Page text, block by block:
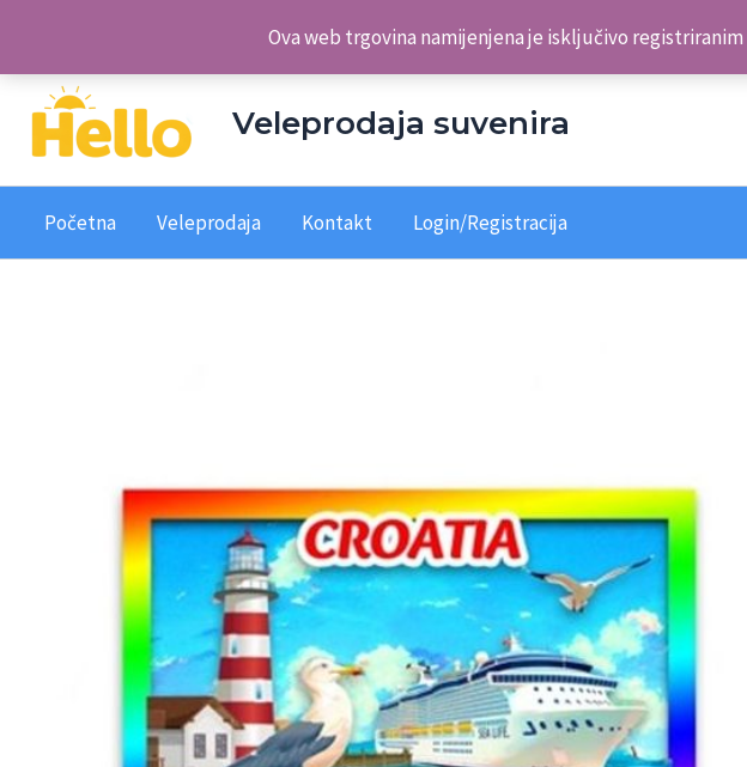
Ova web trgovina namijenjena je isključivo
content
Veleprodaja suvenira
Početna Veleprodaja Kontakt Login/Registracija